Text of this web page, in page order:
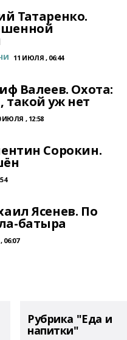
Татаренко.
11 ИЮЛЯ , 06:44
Валеев. Охота:
такой уж нет
ИЮЛЯ , 12:58
Сорокин.
Ясенев. По
батыра
Рубрика "Еда и
напитки"